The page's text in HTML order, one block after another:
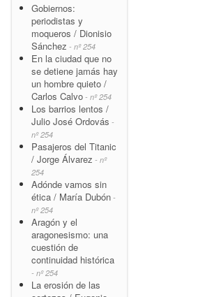
Gobiernos:
periodistas y
moqueros / Dionisio
Sánchez - nº 254
En la ciudad que no
se detiene jamás hay
un hombre quieto /
Carlos Calvo - nº 254
Los barrios lentos /
Julio José Ordovás -
nº 254
Pasajeros del Titanic
/ Jorge Álvarez - nº
254
Adónde vamos sin
ética / María Dubón -
nº 254
Aragón y el
aragonesismo: una
cuestión de
continuidad histórica
- nº 254
La erosión de las